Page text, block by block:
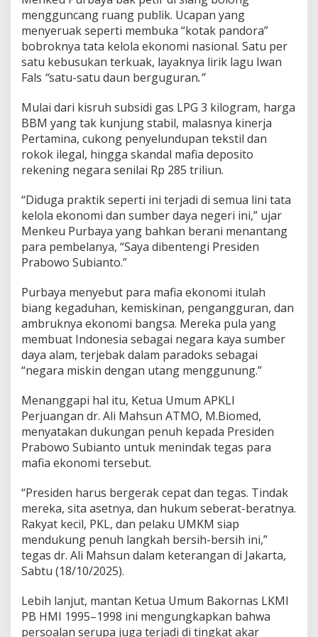
u
n
h
i
n
g
a
a
f
a
o
s
R
a
t
,
K
e
t
u
a
P
K
L
I
-
P
M
e
r
e
k
a
n
g
K
mengguncang ruang publik. Ucapan yang
menyeruak seperti membuka “kotak pandora”
bobroknya tata kelola ekonomi nasional. Satu per
satu kebusukan terkuak, layaknya lirik lagu Iwan
Fals “satu-satu daun berguguran.”
Mulai dari kisruh subsidi gas LPG 3 kilogram, harga
BBM yang tak kunjung stabil, malasnya kinerja
Pertamina, cukong penyelundupan tekstil dan
rokok ilegal, hingga skandal mafia deposito
rekening negara senilai Rp 285 triliun.
“Diduga praktik seperti ini terjadi di semua lini tata
kelola ekonomi dan sumber daya negeri ini,” ujar
Menkeu Purbaya yang bahkan berani menantang
para pembelanya, “Saya dibentengi Presiden
Prabowo Subianto.”
Purbaya menyebut para mafia ekonomi itulah
biang kegaduhan, kemiskinan, pengangguran, dan
ambruknya ekonomi bangsa. Mereka pula yang
membuat Indonesia sebagai negara kaya sumber
daya alam, terjebak dalam paradoks sebagai
“negara miskin dengan utang menggunung.”
Menanggapi hal itu, Ketua Umum APKLI
Perjuangan dr. Ali Mahsun ATMO, M.Biomed,
menyatakan dukungan penuh kepada Presiden
Prabowo Subianto untuk menindak tegas para
mafia ekonomi tersebut.
“Presiden harus bergerak cepat dan tegas. Tindak
mereka, sita asetnya, dan hukum seberat-beratnya.
Rakyat kecil, PKL, dan pelaku UMKM siap
mendukung penuh langkah bersih-bersih ini,”
tegas dr. Ali Mahsun dalam keterangan di Jakarta,
Sabtu (18/10/2025).
Lebih lanjut, mantan Ketua Umum Bakornas LKMI
PB HMI 1995–1998 ini mengungkapkan bahwa
persoalan serupa juga terjadi di tingkat akar